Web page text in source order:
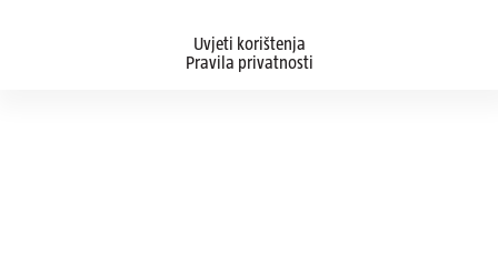
Uvjeti korištenja
Pravila privatnosti